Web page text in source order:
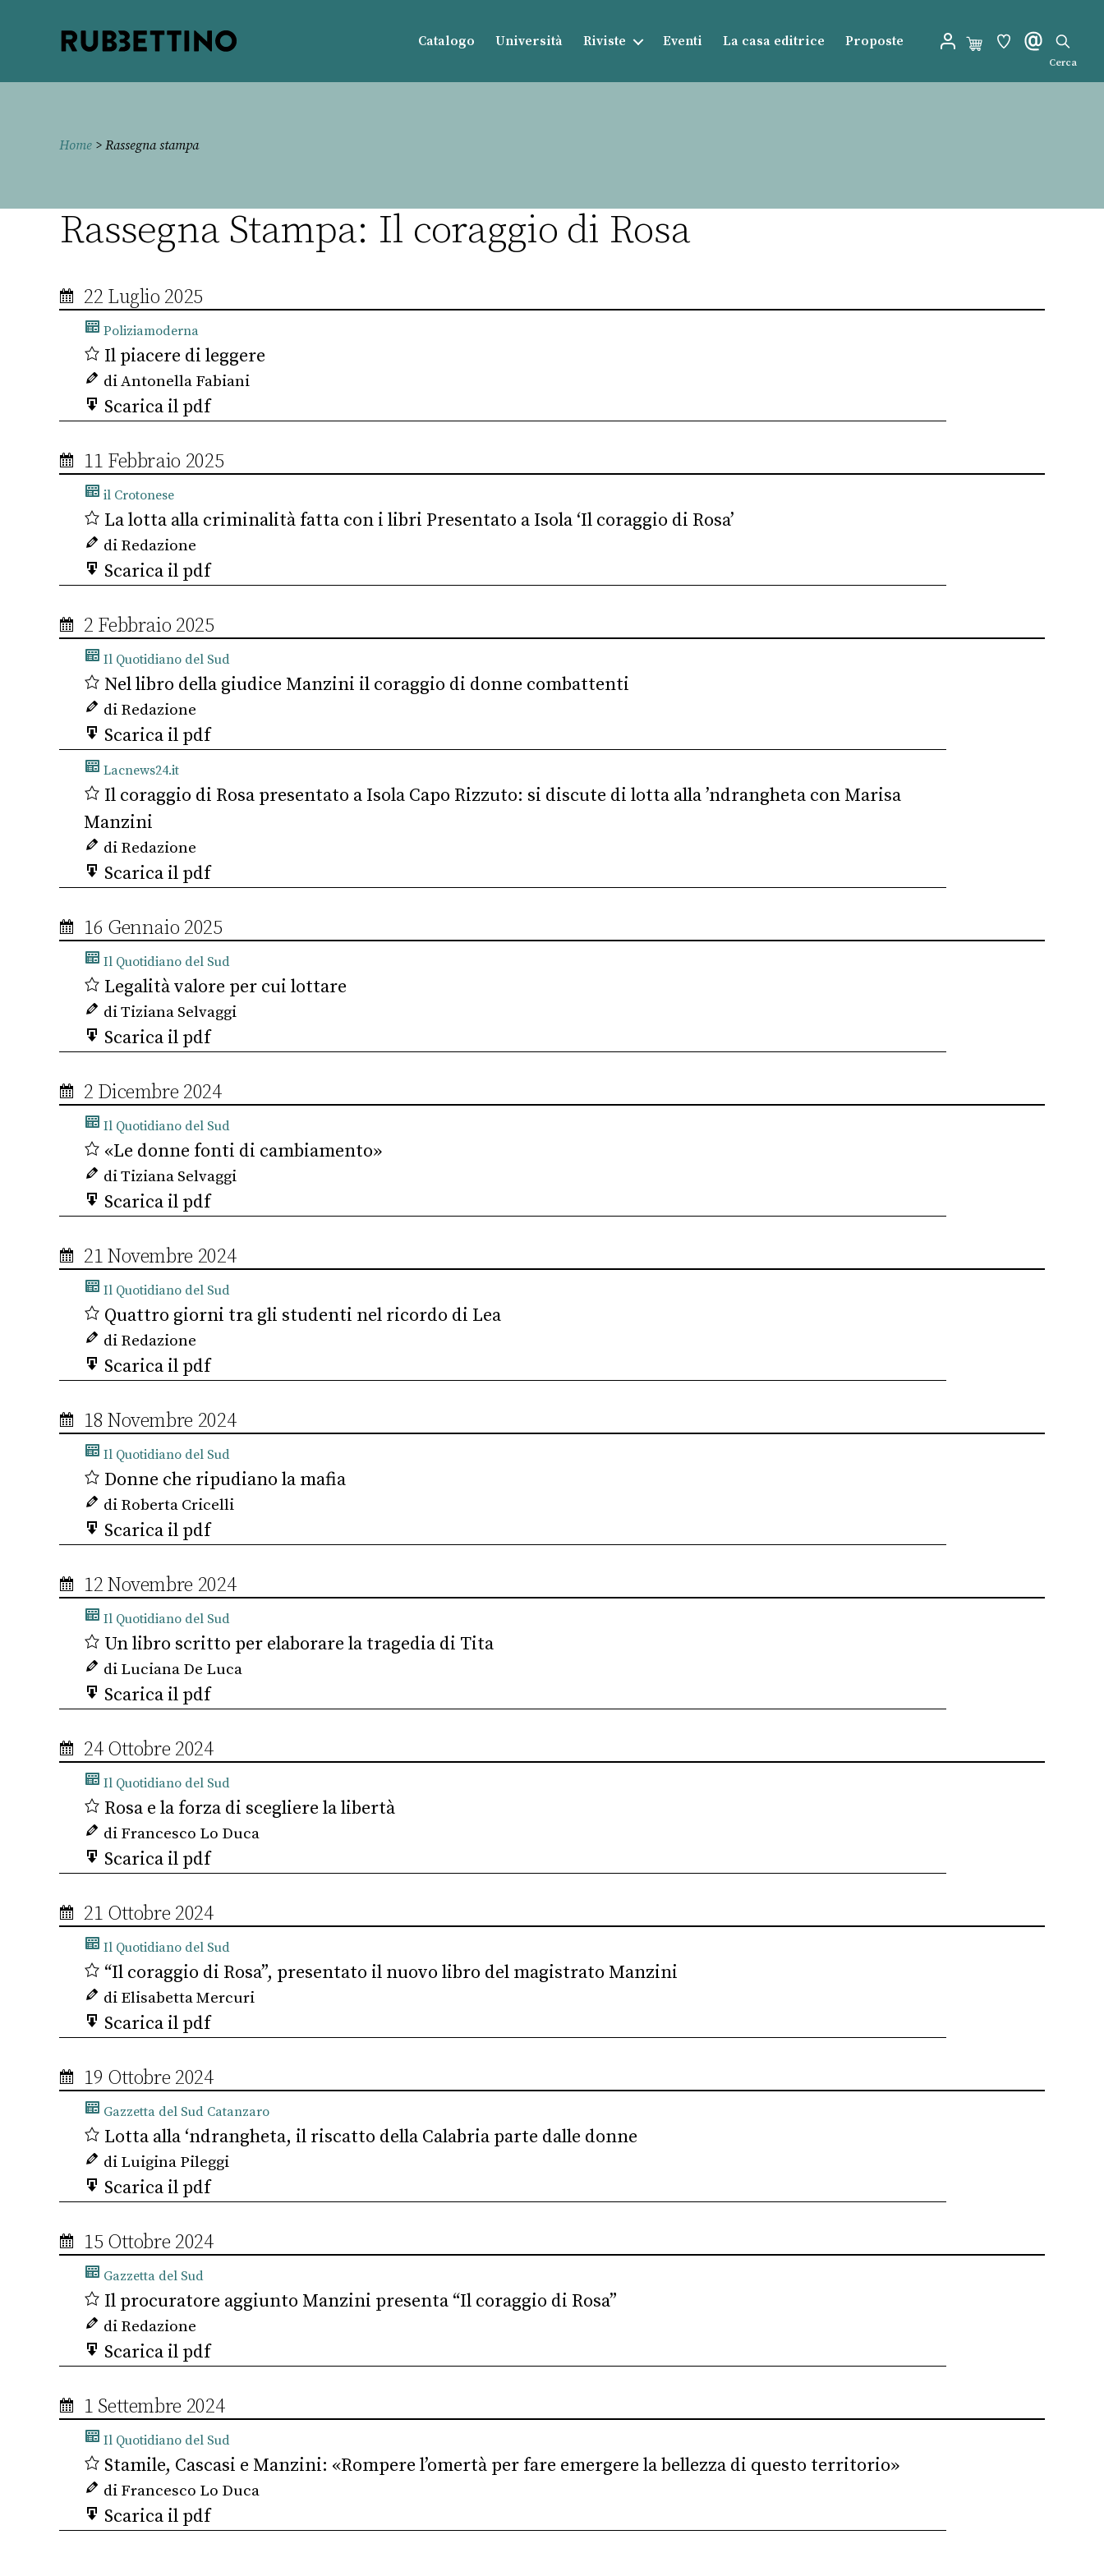
Catalogo Università Riviste Eventi La casa editrice Proposte
Cerca
Home > Rassegna stampa
Rassegna Stampa: Il coraggio di Rosa
22 Luglio 2025
Poliziamoderna
Il piacere di leggere
di Antonella Fabiani
Scarica il pdf
11 Febbraio 2025
il Crotonese
La lotta alla criminalità fatta con i libri Presentato a Isola ‘Il coraggio di Rosa’
di Redazione
Scarica il pdf
2 Febbraio 2025
Il Quotidiano del Sud
Nel libro della giudice Manzini il coraggio di donne combattenti
di Redazione
Scarica il pdf
Lacnews24.it
Il coraggio di Rosa presentato a Isola Capo Rizzuto: si discute di lotta alla ’ndrangheta con Marisa
Manzini
di Redazione
Scarica il pdf
16 Gennaio 2025
Il Quotidiano del Sud
Legalità valore per cui lottare
di Tiziana Selvaggi
Scarica il pdf
2 Dicembre 2024
Il Quotidiano del Sud
«Le donne fonti di cambiamento»
di Tiziana Selvaggi
Scarica il pdf
21 Novembre 2024
Il Quotidiano del Sud
Quattro giorni tra gli studenti nel ricordo di Lea
di Redazione
Scarica il pdf
18 Novembre 2024
Il Quotidiano del Sud
Donne che ripudiano la mafia
di Roberta Cricelli
Scarica il pdf
12 Novembre 2024
Il Quotidiano del Sud
Un libro scritto per elaborare la tragedia di Tita
di Luciana De Luca
Scarica il pdf
24 Ottobre 2024
Il Quotidiano del Sud
Rosa e la forza di scegliere la libertà
di Francesco Lo Duca
Scarica il pdf
21 Ottobre 2024
Il Quotidiano del Sud
“Il coraggio di Rosa”, presentato il nuovo libro del magistrato Manzini
di Elisabetta Mercuri
Scarica il pdf
19 Ottobre 2024
Gazzetta del Sud Catanzaro
Lotta alla ‘ndrangheta, il riscatto della Calabria parte dalle donne
di Luigina Pileggi
Scarica il pdf
15 Ottobre 2024
Gazzetta del Sud
Il procuratore aggiunto Manzini presenta “Il coraggio di Rosa”
di Redazione
Scarica il pdf
1 Settembre 2024
Il Quotidiano del Sud
Stamile, Cascasi e Manzini: «Rompere l’omertà per fare emergere la bellezza di questo territorio»
di Francesco Lo Duca
Scarica il pdf